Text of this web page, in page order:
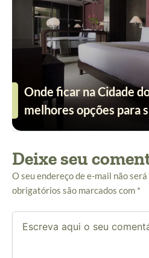
Onde ficar na Cidade
melhores opções para
Deixe seu
O seu endereço de e-mail não
obrigatórios são marcados com *
Escreva
aqui